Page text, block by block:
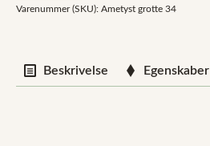
Varenummer (SKU): Ametyst grotte 34
Beskrivelse Egenskaber